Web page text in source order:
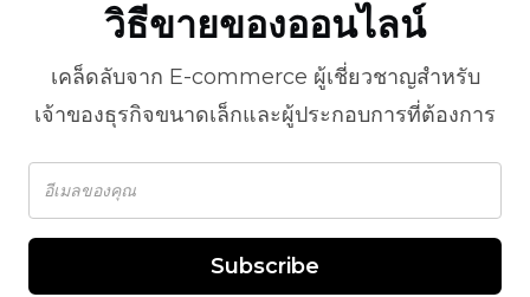
วิธีขายของออนไลน์
เคล็ดลับจาก E-commerce ผู้เชี่ยวชาญสำหรับ
เจ้าของธุรกิจขนาดเล็กและผู้ประกอบการที่ต้องการ
Subscribe